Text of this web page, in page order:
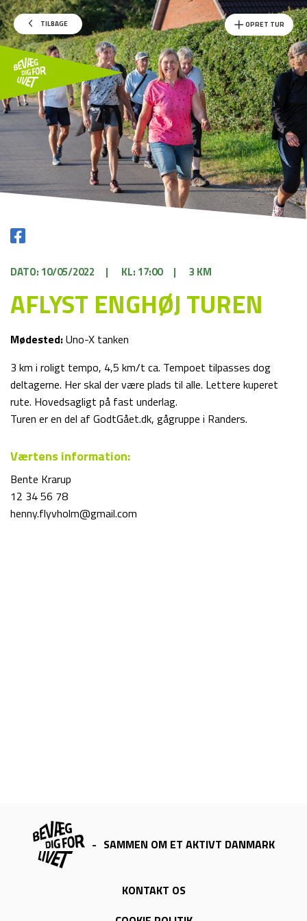
TILBAGE OPRET TUR
DATO: 10/05/2022 | KL: 17:00 | 3 KM
AFLYST ENGHØJ TUREN
Mødested:Uno-X tanken
3 km i roligt tempo, 4,5 km/t ca. Tempoet tilpasses dog
deltagerne. Her skal der være plads til alle. Lettere kuperet
rute. Hovedsagligt på fast underlag.
Turen er en del af GodtGået.dk, gågruppe i Randers.
Værtens information:
Bente Krarup
12 34 56 78
henny.flyvholm@gmail.com
- SAMMEN OM ET AKTIVT DANMARK
KONTAKT OS